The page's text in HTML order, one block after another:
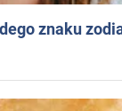
znaku